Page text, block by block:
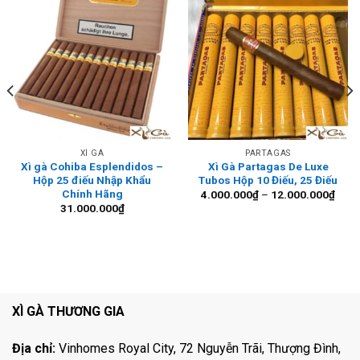
XÌ GÀ
Xì gà Cohiba Esplendidos –
Hộp 25 điếu Nhập Khẩu
Chính Hãng
31.000.000₫
PARTAGAS
Xì Gà Partagas De Luxe
Tubos Hộp 10 Điếu, 25 Điếu
4.000.000₫ – 12.000.000₫
XÌ GÀ THƯƠNG GIA
Địa chỉ: Vinhomes Royal City, 72 Nguyễn Trãi, Thượng Đình,